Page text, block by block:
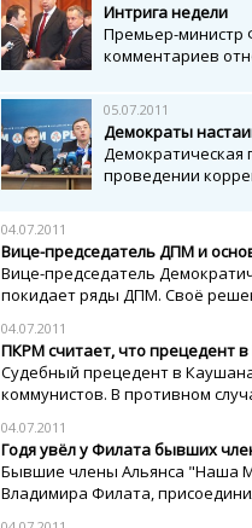
Интрига недели
Премьер-министр
комментариев
05.07.2011
Демократы
Демократическая
проведении
04.07.2011
Вице-председатель ДПМ и
Вице-председатель
покидает ряды ДПМ. Своё
04.07.2011
ПКРМ считает, что прецедент
Судебный прецедент в
коммунистов. В противном
04.07.2011
Годя увёл у Филата бывших
Бывшие члены Альянса "Наша
Владимира Филата,